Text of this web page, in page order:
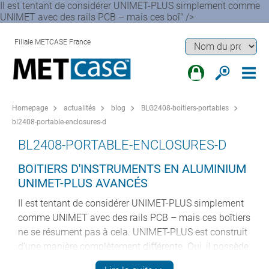
Il est tentant de considérer UNIMET-PLUS simplement comme
UNIMET avec des rails PCB – mais ces boî" />
Filiale METCASE France
Homepage actualités blog
BLG2408-boitiers-portables
bl2408-portable-enclosures-d
BL2408-PORTABLE-ENCLOSURES-D
BOITIERS D'INSTRUMENTS EN ALUMINIUM
UNIMET-PLUS AVANCÉS
Il est tentant de considérer UNIMET-PLUS simplement
comme UNIMET avec des rails PCB – mais ces boîtiers
ne se résument pas à cela. UNIMET-PLUS est construit
d'une manière complètement différente. Oui, il possède
toujours un dessus enveloppant en forme de U pour un